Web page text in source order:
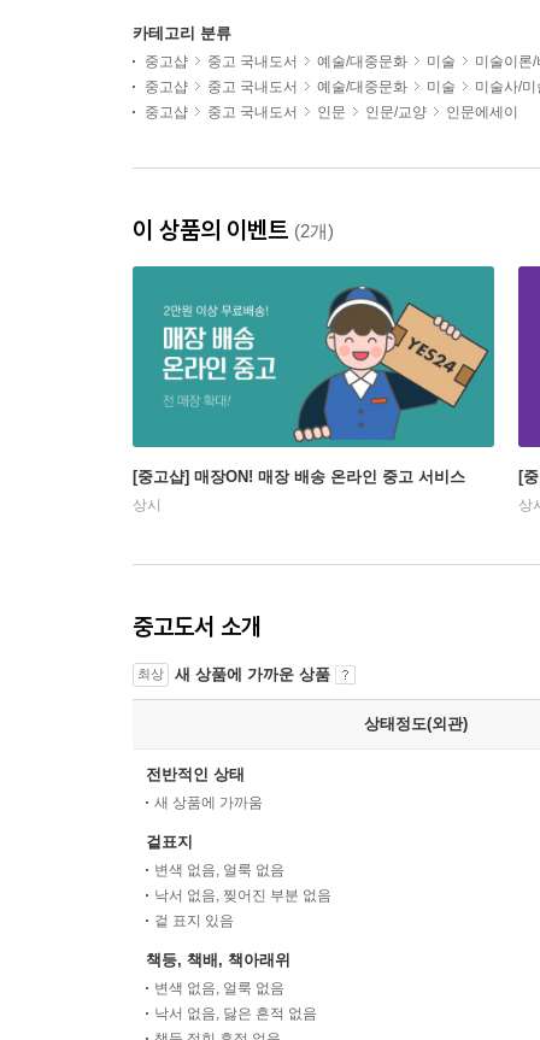
카테고리 분류
중고샵 중고 국내도서 예술/대중문화 미술
미술이론/
중고샵
중고 국내도서 예술/대중문화 미술
미술사/
중고샵
중고 국내도서 인문 인문/교양 인문에세이
이 상품의 이벤트 (2개)
[중고샵] 매장ON! 매장 배송 온라인 중고 서비스
상시
[
상
중고도서 소개
최상 새 상품에 가까운 상품
상태정도(외관)
전반적인 상태
새 상품에 가까움
겉표지
변색 없음, 얼룩 없음
낙서 없음, 찢어진 부분 없음
겉 표지 있음
책등, 책배, 책아래위
변색 없음, 얼룩 없음
낙서 없음, 닳은 흔적 없음